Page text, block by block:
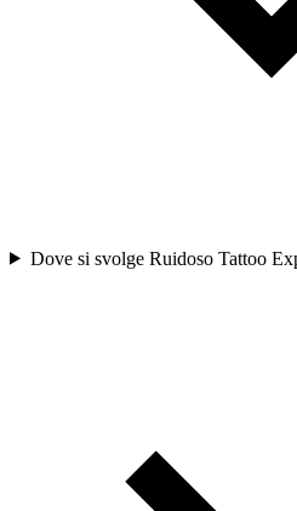
Dove si svolge Ruidoso Tattoo